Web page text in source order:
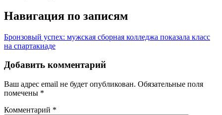
Навигация по записям
Бронзовый успех: мужская сборная колледжа показала класс
на спартакиаде
Добавить комментарий
Ваш адрес email не будет опубликован. Обязательные поля
помечены *
Комментарий *